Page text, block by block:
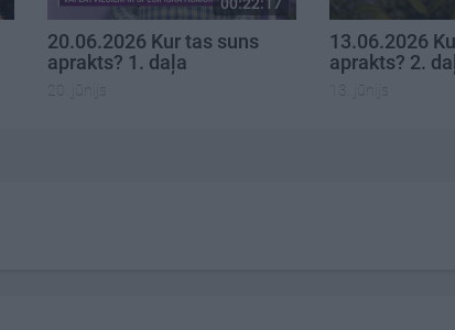
00:22:17
20.06.2026 Kur tas suns
aprakts? 1. daļa
20. jūnijs
13.06.2026
aprakts? 2.
13. jūnijs